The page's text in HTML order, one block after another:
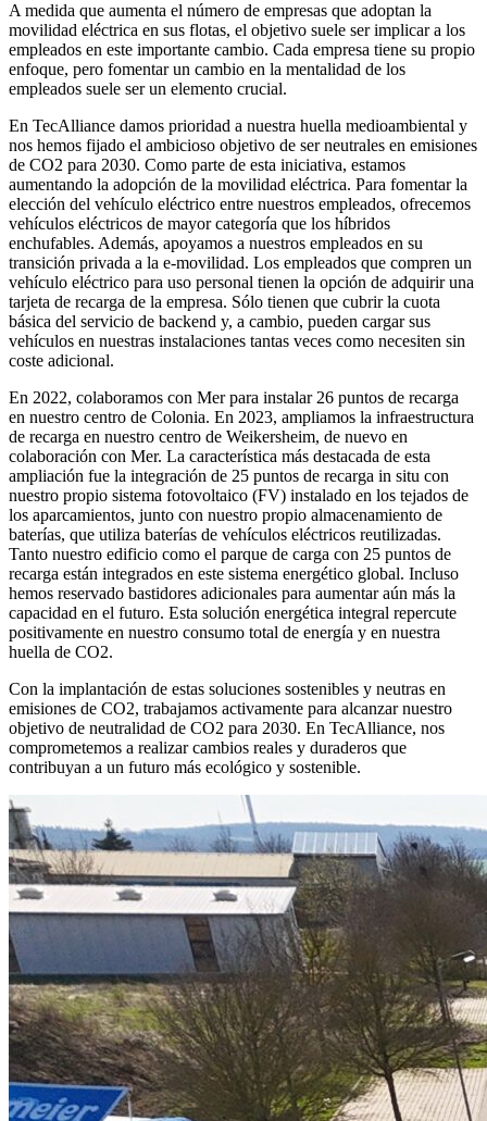
A medida que aumenta el número de empresas que adoptan la
movilidad eléctrica en sus flotas, el objetivo suele ser implicar a los
empleados en este importante cambio. Cada empresa tiene su propio
enfoque, pero fomentar un cambio en la mentalidad de los
empleados suele ser un elemento crucial.
En TecAlliance damos prioridad a nuestra huella medioambiental y
nos hemos fijado el ambicioso objetivo de ser neutrales en emisiones
de CO2 para 2030. Como parte de esta iniciativa, estamos
aumentando la adopción de la movilidad eléctrica. Para fomentar la
elección del vehículo eléctrico entre nuestros empleados, ofrecemos
vehículos eléctricos de mayor categoría que los híbridos
enchufables. Además, apoyamos a nuestros empleados en su
transición privada a la e-movilidad. Los empleados que compren un
vehículo eléctrico para uso personal tienen la opción de adquirir una
tarjeta de recarga de la empresa. Sólo tienen que cubrir la cuota
básica del servicio de backend y, a cambio, pueden cargar sus
vehículos en nuestras instalaciones tantas veces como necesiten sin
coste adicional.
En 2022, colaboramos con Mer para instalar 26 puntos de recarga
en nuestro centro de Colonia. En 2023, ampliamos la infraestructura
de recarga en nuestro centro de Weikersheim, de nuevo en
colaboración con Mer. La característica más destacada de esta
ampliación fue la integración de 25 puntos de recarga in situ con
nuestro propio sistema fotovoltaico (FV) instalado en los tejados de
los aparcamientos, junto con nuestro propio almacenamiento de
baterías, que utiliza baterías de vehículos eléctricos reutilizadas.
Tanto nuestro edificio como el parque de carga con 25 puntos de
recarga están integrados en este sistema energético global. Incluso
hemos reservado bastidores adicionales para aumentar aún más la
capacidad en el futuro. Esta solución energética integral repercute
positivamente en nuestro consumo total de energía y en nuestra
huella de CO2.
Con la implantación de estas soluciones sostenibles y neutras en
emisiones de CO2, trabajamos activamente para alcanzar nuestro
objetivo de neutralidad de CO2 para 2030. En TecAlliance, nos
comprometemos a realizar cambios reales y duraderos que
contribuyan a un futuro más ecológico y sostenible.